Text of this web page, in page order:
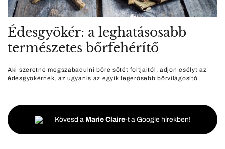
Édesgyökér: a leghatásosabb
természetes bőrfehérítő
Aki szeretne megszabadulni bőre sötét foltjaitól, adjon esélyt az
édesgyökérnek, az ugyanis az egyik legerősebb bőrvilágosító.
Kövesd a Marie Claire-t a Google hírekben!